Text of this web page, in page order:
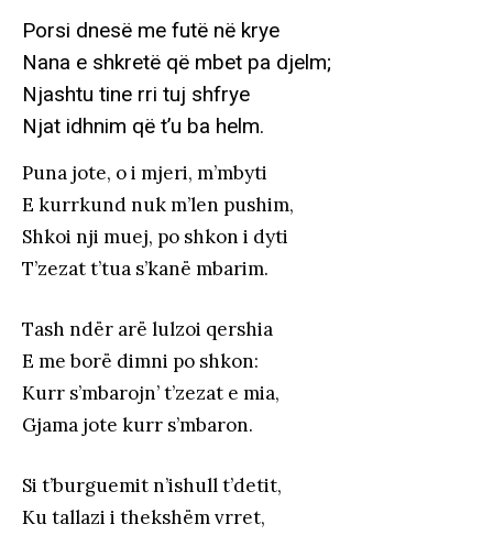
Porsi dnesë me futë në krye
Nana e shkretë që mbet pa djelm;
Njashtu tine rri tuj shfrye
Njat idhnim që t’u ba helm.
Puna jote, o i mjeri, m’mbyti
E kurrkund nuk m’len pushim,
Shkoi nji muej, po shkon i dyti
T’zezat t’tua s’kanë mbarim.
Tash ndër arë lulzoi qershia
E me borë dimni po shkon:
Kurr s’mbarojn’ t’zezat e mia,
Gjama jote kurr s’mbaron.
Si t’burguemit n’ishull t’detit,
Ku tallazi i thekshëm vrret,